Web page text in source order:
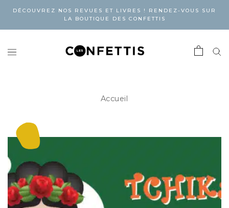
DÉCOUVREZ NOS REVUES ET LIVRES ! RENDEZ-VOUS SUR
LA BOUTIQUE DES CONFETTIS
Accueil